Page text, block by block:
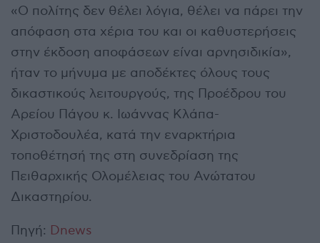
«Ο πολίτης δεν θέλει λόγια, θέλει να πάρει την
απόφαση στα χέρια του και οι καθυστερήσεις
στην έκδοση αποφάσεων είναι αρνησιδικία»,
ήταν το μήνυμα με αποδέκτες όλους τους
δικαστικούς λειτουργούς, της Προέδρου του
Αρείου Πάγου κ. Ιωάννας Κλάπα-
Χριστοδουλέα, κατά την εναρκτήρια
τοποθέτησή της στη συνεδρίαση της
Πειθαρχικής Ολομέλειας του Ανώτατου
Δικαστηρίου.
Πηγή: Dnews